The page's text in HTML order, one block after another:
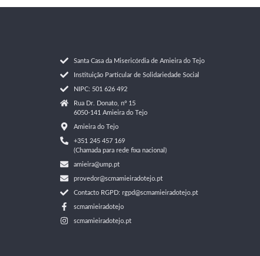
Santa Casa da Misericórdia de Amieira do Tejo
Instituição Particular de Solidariedade Social
NIPC: 501 626 492
Rua Dr. Donato, nº 15
6050-141 Amieira do Tejo
Amieira do Tejo
+351 245 457 169
(Chamada para rede fixa nacional)
amieira@ump.pt
provedor@scmamieiradotejo.pt
Contacto RGPD: rgpd@scmamieiradotejo.pt
scmamieiradotejo
scmamieiradotejo.pt